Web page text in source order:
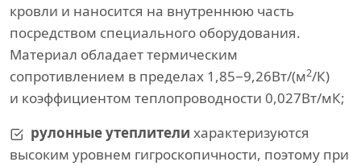
кровли и наносится на внутреннюю часть
посредством специального оборудования.
Материал обладает термическим
сопротивлением в пределах 1,85−9,26Вт/(м2/К)
и коэффициентом теплопроводности 0,027Вт/мК;
рулонные утеплители характеризуются
высоким уровнем гигроскопичности, поэтому при